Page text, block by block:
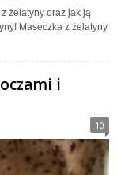
żelatyny oraz jak ją
Maseczka z żelatyny
i
10